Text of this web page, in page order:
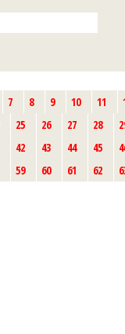
7 8 9 10 11
25 26 27 28
42 43 44 45
59 60 61 62